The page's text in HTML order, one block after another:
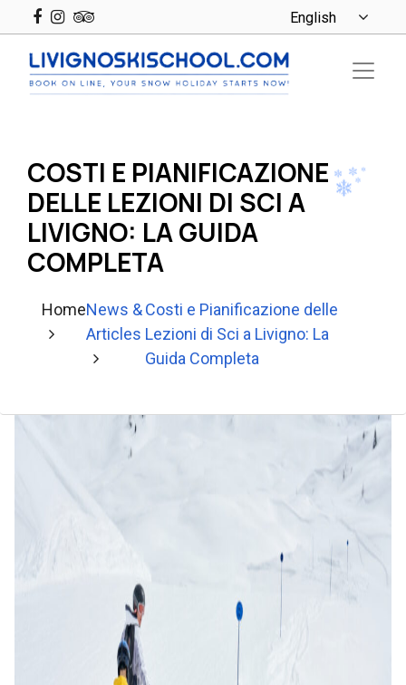
COSTI E PIANIFICAZIONE
DELLE LEZIONI DI SCI A
LIVIGNO: LA GUIDA
COMPLETA
HomeNews &
Articles
Costi e Pianificazione delle
Lezioni di Sci a Livigno: La
Guida Completa